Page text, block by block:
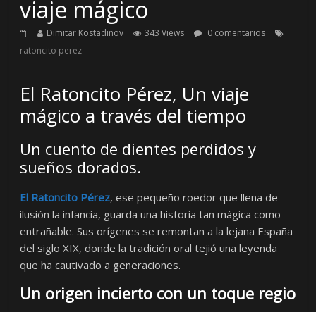
viaje mágico
Dimitar Kostadinov 343 Views
0 comentarios
ratoncito perez
El Ratoncito Pérez, Un viaje
mágico a través del tiempo
Un cuento de dientes perdidos y
sueños dorados.
El Ratoncito Pérez, ese pequeño roedor que llena de
ilusión la infancia, guarda una historia tan mágica como
entrañable. Sus orígenes se remontan a la lejana España
del siglo XIX, donde la tradición oral tejió una leyenda
que ha cautivado a generaciones.
Un origen incierto con un toque regio